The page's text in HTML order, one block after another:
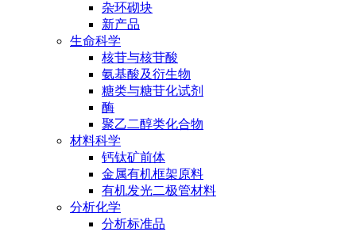
杂环砌块
新产品
生命科学
核苷与核苷酸
氨基酸及衍生物
糖类与糖苷化试剂
酶
聚乙二醇类化合物
材料科学
钙钛矿前体
金属有机框架原料
有机发光二极管材料
分析化学
分析标准品